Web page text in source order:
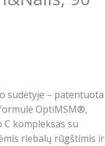
sudėtyje – patentuota
OptiMSM®,
kompleksas su
riebalų rūgštimis ir